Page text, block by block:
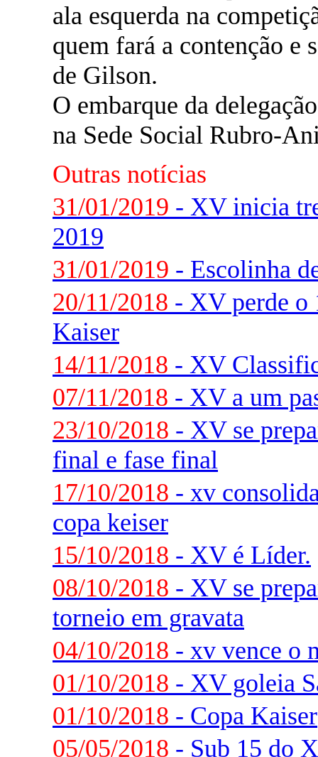
ala esquerda na
quem fará a contenção e
de Gilson.
O embarque da
na Sede Social Rubro-
Outras notícias
31/01/2019 - XV inicia
2019
31/01/2019 - Escolinha
20/11/2018 - XV perde o
Kaiser
14/11/2018 - XV
07/11/2018 - XV a um
23/10/2018 - XV se
final e fase final
17/10/2018 - xv
copa keiser
15/10/2018 - XV é Líder.
08/10/2018 - XV se
torneio em gravata
04/10/2018 - xv vence o
01/10/2018 - XV goleia
01/10/2018 - Copa Kaiser
05/05/2018 - Sub 15 do